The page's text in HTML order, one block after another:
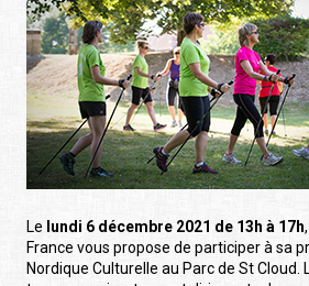
Le lundi 6 décembre 2021 de 13h à 17h
France vous propose de participer à sa
Nordique Culturelle au Parc de St Cloud.